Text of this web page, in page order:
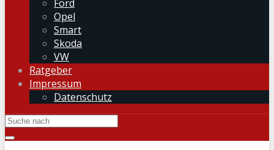
Ford
Opel
Smart
Skoda
VW
Ratgeber
Impressum
Datenschutz